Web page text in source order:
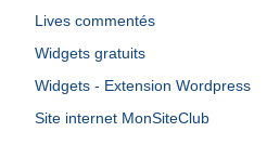
Lives commentés
Widgets gratuits
Widgets - Extension Wordpress
Site internet MonSiteClub